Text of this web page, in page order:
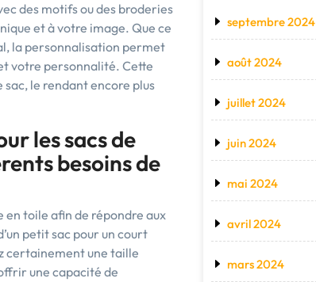
des motifs ou des broderies
et à votre image. Que ce
la personnalisation permet
votre personnalité. Cette
le rendant encore plus
les sacs de
besoins de
en toile afin de répondre aux
petit sac pour un court
certainement une taille
une capacité de
septembre 2024
août 2024
juillet 2024
juin 2024
mai 2024
avril 2024
mars 2024